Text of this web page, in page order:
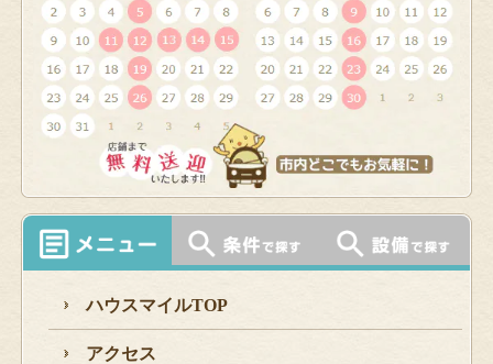
ハウスマイルTOP
アクセス